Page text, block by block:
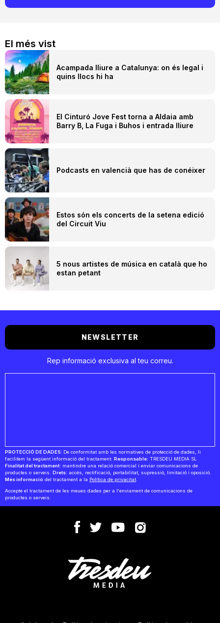
El més vist
Acampada lliure a Catalunya: on és legal i
quins llocs hi ha
El Cinturó Jove Fest torna a Aldaia amb
Barry B, La Fuga i Buhos i entrada lliure
Podcasts en valencià que has de conéixer
Estos són els concerts de la setena edició
del Circuit Viu
5 nous artistes de música en català que ho
estan petant
NEWSLETTER
Rep informació exclusiva al teu correu.
PROTECCIÓ DE DADES: De conformitat amb les normatives de protecció de dades, li
facilitem la següent informació del tractament: Responsable: TRESDEU MEDIA SL
Finalitat del tractament: mantindre una relació comercial i enviar comunicacions de
productes o serveis. Drets: accés, rectificació, portabilitat, supressió, limitació i oposició.
Més informació del tractament a la Política de privacitat
Accepte el tractament de les meues dades per a l'enviament de comunicacions de
productes o serveis.